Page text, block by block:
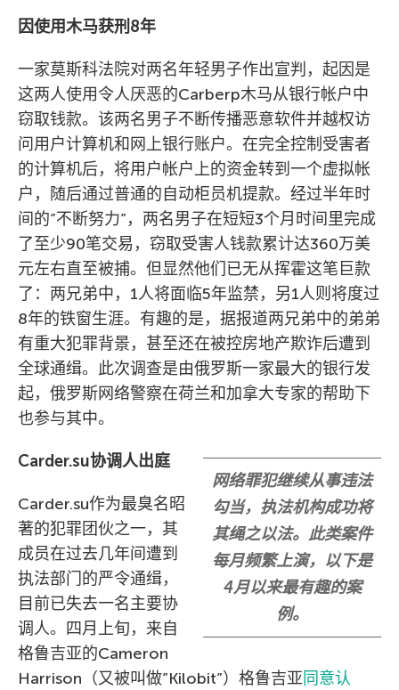
因使用木马获刑8年
一家莫斯科法院对两名年轻男子作出宣判，起因是
这两人使用令人厌恶的Carberp木马从银行帐户中
窃取钱款。该两名男子不断传播恶意软件并越权访
问用户计算机和网上银行账户。在完全控制受害者
的计算机后，将用户帐户上的资金转到一个虚拟帐
户，随后通过普通的自动柜员机提款。经过半年时
间的”不断努力”，两名男子在短短3个月时间里完成
了至少90笔交易，窃取受害人钱款累计达360万美
元左右直至被捕。但显然他们已无从挥霍这笔巨款
了：两兄弟中，1人将面临5年监禁，另1人则将度过
8年的铁窗生涯。有趣的是，据报道两兄弟中的弟弟
有重大犯罪背景，甚至还在被控房地产欺诈后遭到
全球通缉。此次调查是由俄罗斯一家最大的银行发
起，俄罗斯网络警察在荷兰和加拿大专家的帮助下
也参与其中。
网络罪犯继续从事违法
勾当，执法机构成功将
其绳之以法。此类案件
每月频繁上演，以下是
4月以来最有趣的案
例。
Carder.su协调人出庭
Carder.su作为最臭名昭
著的犯罪团伙之一，其
成员在过去几年间遭到
执法部门的严令通缉，
目前已失去一名主要协
调人。四月上旬，来自
格鲁吉亚的Cameron
Harrison（又被叫做”Kilobit”）格鲁吉亚同意认